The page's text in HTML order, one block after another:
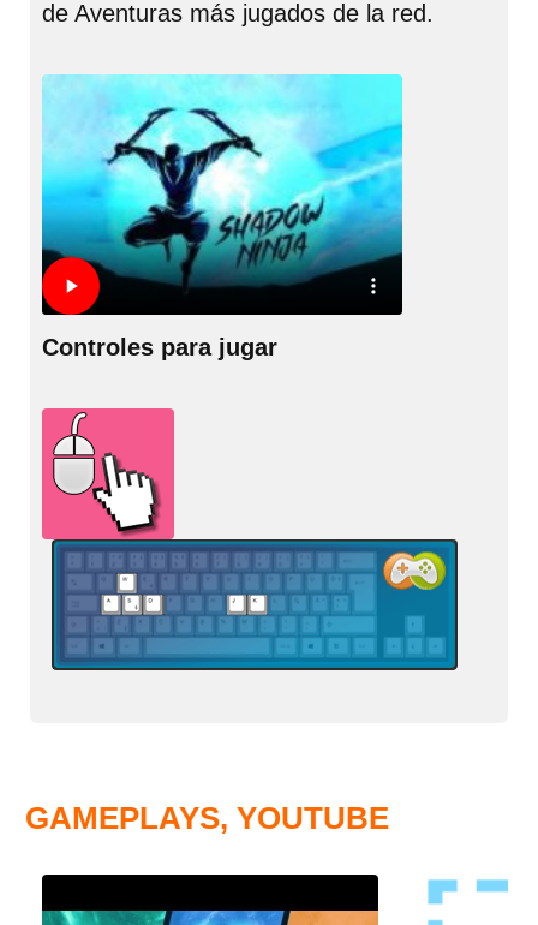
de Aventuras más jugados de la red.
Controles para jugar
GAMEPLAYS, YOUTUBE